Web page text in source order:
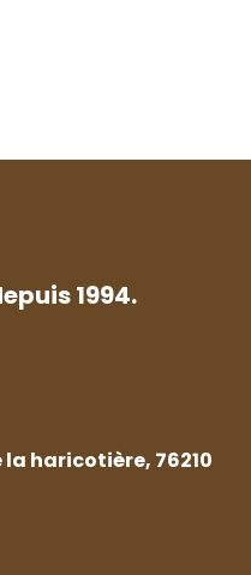
1994.
la haricotière, 76210